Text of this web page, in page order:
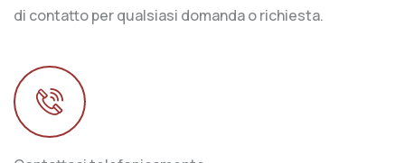
di contatto per qualsiasi domanda o richiesta.